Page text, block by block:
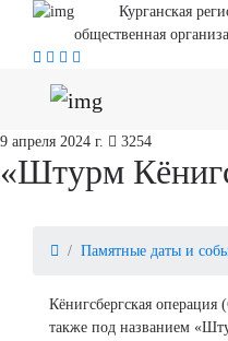
Курганская
общественная
9 апреля 2024 г. 3254
«Штурм
Памятные даты и
Кёнигсбергская
также под названием